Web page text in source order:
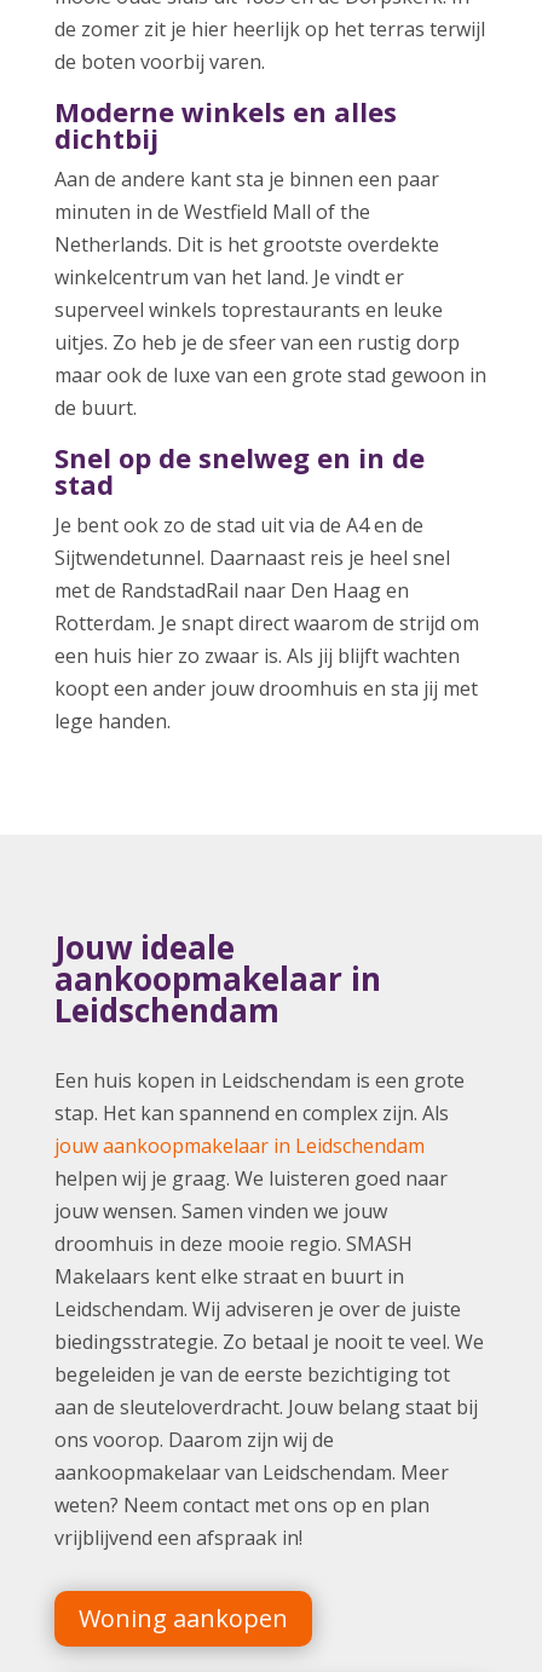
de zomer zit je hier heerlijk op het terras terwijl
de boten voorbij varen.
Moderne winkels en alles
dichtbij
Aan de andere kant sta je binnen een paar
minuten in de Westfield Mall of the
Netherlands. Dit is het grootste overdekte
winkelcentrum van het land. Je vindt er
superveel winkels toprestaurants en leuke
uitjes. Zo heb je de sfeer van een rustig dorp
maar ook de luxe van een grote stad gewoon in
de buurt.
Snel op de snelweg en in de
stad
Je bent ook zo de stad uit via de A4 en de
Sijtwendetunnel. Daarnaast reis je heel snel
met de RandstadRail naar Den Haag en
Rotterdam. Je snapt direct waarom de strijd om
een huis hier zo zwaar is. Als jij blijft wachten
koopt een ander jouw droomhuis en sta jij met
lege handen.
Jouw ideale
aankoopmakelaar in
Leidschendam
Een huis kopen in Leidschendam is een grote
stap. Het kan spannend en complex zijn. Als
jouw aankoopmakelaar in Leidschendam
helpen wij je graag. We luisteren goed naar
jouw wensen. Samen vinden we jouw
droomhuis in deze mooie regio. SMASH
Makelaars kent elke straat en buurt in
Leidschendam. Wij adviseren je over de juiste
biedingsstrategie. Zo betaal je nooit te veel. We
begeleiden je van de eerste bezichtiging tot
aan de sleuteloverdracht. Jouw belang staat bij
ons voorop. Daarom zijn wij de
aankoopmakelaar van Leidschendam. Meer
weten? Neem contact met ons op en plan
vrijblijvend een afspraak in!
Woning aankopen